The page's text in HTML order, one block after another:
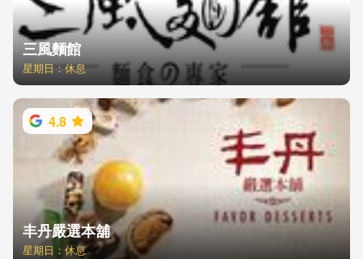
三風麵館
星期日：休息
4.8
丰丹嚴選本舖
星期日：休息